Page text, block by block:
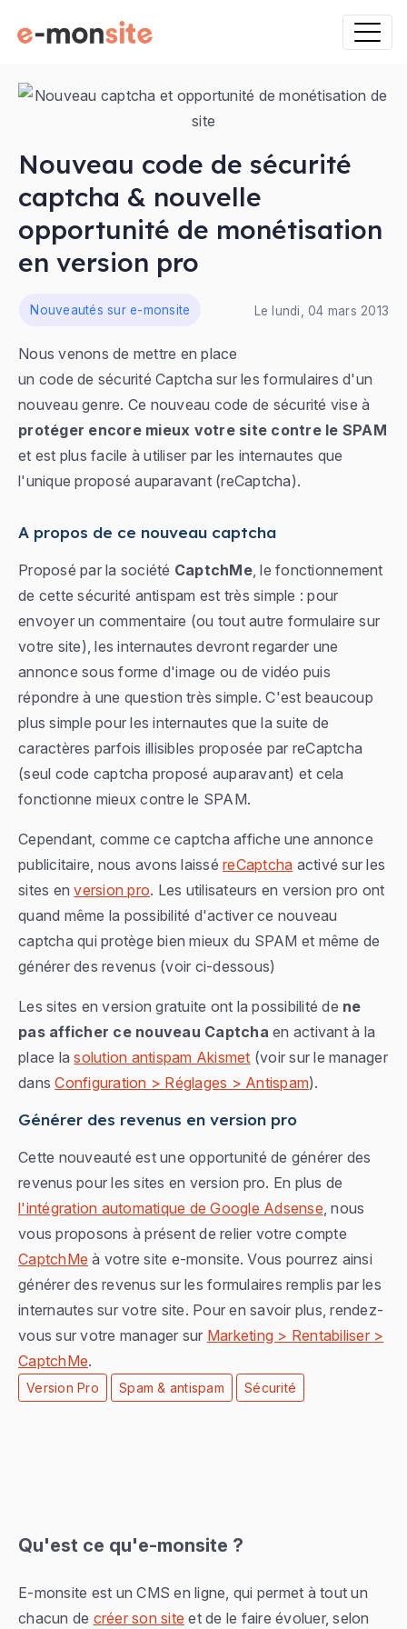
Nouveau code de sécurité
captcha & nouvelle
opportunité de monétisation
en version pro
Le lundi, 04 mars 2013
Nouveautés sur e-monsite
Nous venons de mettre en place
un code de sécurité Captcha sur les formulaires d'un
nouveau genre. Ce nouveau code de sécurité vise à
protéger encore mieux votre site contre le SPAM
et est plus facile à utiliser par les internautes que
l'unique proposé auparavant (reCaptcha).
A propos de ce nouveau captcha
Proposé par la société CaptchMe, le fonctionnement
de cette sécurité antispam est très simple : pour
envoyer un commentaire (ou tout autre formulaire sur
votre site), les internautes devront regarder une
annonce sous forme d'image ou de vidéo puis
répondre à une question très simple. C'est beaucoup
plus simple pour les internautes que la suite de
caractères parfois illisibles proposée par reCaptcha
(seul code captcha proposé auparavant) et cela
fonctionne mieux contre le SPAM.
Cependant, comme ce captcha affiche une annonce
publicitaire, nous avons laissé reCaptcha activé sur les
sites enversion pro. Les utilisateurs en version pro ont
quand même la possibilité d'activer ce nouveau
captcha qui protège bien mieux du SPAM et même de
générer des revenus (voir ci-dessous)
Les sites en version gratuite ont la possibilité de ne
pas afficher ce nouveau Captcha en activant à la
place lasolution antispam Akismet (voir sur le manager
dansConfiguration > Réglages > Antispam).
Générer des revenus en version pro
Cette nouveauté est une opportunité de générer des
revenus pour les sites en version pro. En plus de
l'intégration automatique de Google Adsense , nous
vous proposons à présent de relier votre compte
CaptchMe à votre site e-monsite. Vous pourrez ainsi
générer des revenus sur les formulaires remplis par les
internautes sur votre site. Pour en savoir plus, rendez-
vous sur votre manager sur Marketing > Rentabiliser >
CaptchMe.
Version Pro Spam & antispam Sécurité
Qu'est ce qu'e-monsite ?
E-monsite est un CMS en ligne, qui permet à tout un
chacun de créer son site et de le faire évoluer, selon